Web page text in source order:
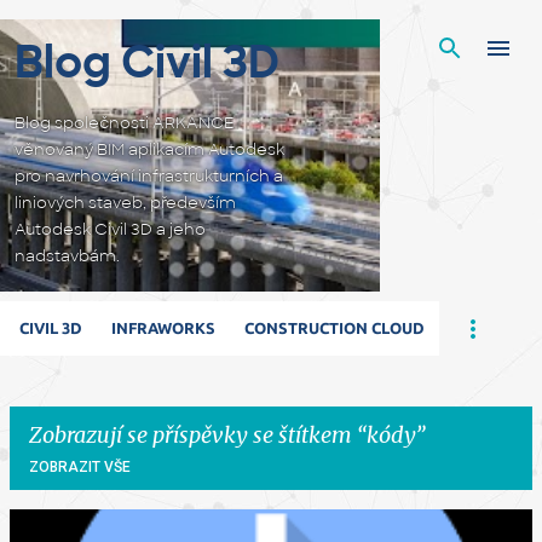
Blog Civil 3D
Blog společnosti ARKANCE
věnovaný BIM aplikacím Autodesk
pro navrhování infrastrukturních a
liniových staveb, především
Autodesk Civil 3D a jeho
nadstavbám.
CIVIL 3D INFRAWORKS CONSTRUCTION CLOUD
Zobrazují se příspěvky se štítkem kódy
ZOBRAZIT VŠE